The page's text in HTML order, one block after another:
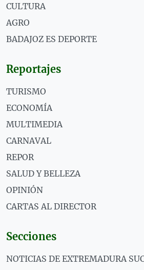
CULTURA
AGRO
BADAJOZ ES DEPORTE
Reportajes
TURISMO
ECONOMÍA
MULTIMEDIA
CARNAVAL
REPOR
SALUD Y BELLEZA
OPINIÓN
CARTAS AL DIRECTOR
Secciones
NOTICIAS DE EXTREMADURA